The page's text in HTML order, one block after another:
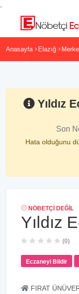
Anasayfa Elazığ
Yıldız
Son
Hata olduğunu
NÖBETÇI DEĞIL
Yıldız
(0)
Eczaneyi Bildir
FIRAT